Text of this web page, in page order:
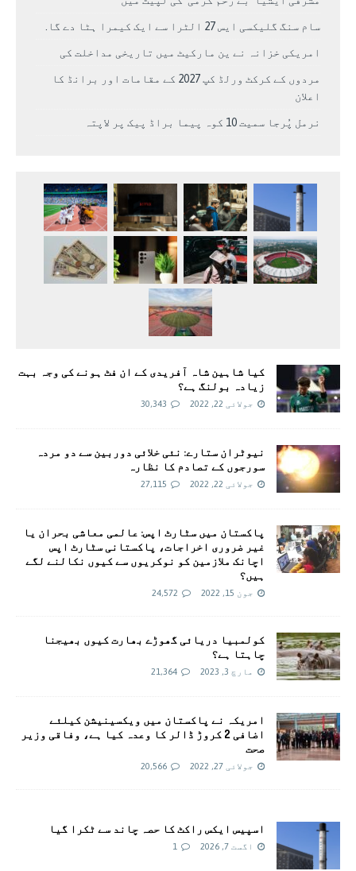
سام سنگ گلیکسی ایس 27 الٹرا سے ایک کیمرا ہٹا دے گا.
امریکی خزانہ نے ین مارکیٹ میں تاریخی مداخلت کی
مردوں کے کرکٹ ورلڈ کپ 2027 کے مقامات اور برانڈ کا
اعلان
نرمل پُرجا سمیت 10 کوہ پیما براڈ پیک پر لاپتہ
کیا شاہین شاہ آفریدی کے ان فٹ ہونے کی وجہ بہت
زیادہ بولنگ ہے؟
جولائی 22, 2022 30,343
نیوٹران ستارے: نئی خلائی دوربین سے دو مردہ
سورجوں کے تصادم کا نظارہ
جولائی 22, 2022 27,115
پاکستان میں سٹارٹ اپس: عالمی معاشی بحران یا
غیر ضروری اخراجات، پاکستانی سٹارٹ اپس
اچانک ملازمین کو نوکریوں سے کیوں نکالنے لگے
ہیں؟
جون 15, 2022 24,572
کولمبیا دریائی گھوڑے بھارت کیوں بھیجنا
چاہتا ہے؟
مارچ 3, 2023 21,364
امريکہ نے پاکستان میں ویکسینیشن کیلئے
اضافی 2 کروڑ ڈالر کا وعدہ کیا ہے، وفاقی وزیر
صحت
جولائی 27, 2022 20,566
اسپیس ایکس راکٹ کا حصہ چاند سے ٹکرا گیا
اگست 7, 2026 1